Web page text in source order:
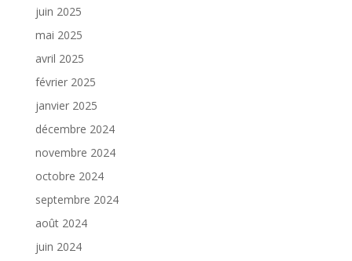
juin 2025
mai 2025
avril 2025
février 2025
janvier 2025
décembre 2024
novembre 2024
octobre 2024
septembre 2024
août 2024
juin 2024